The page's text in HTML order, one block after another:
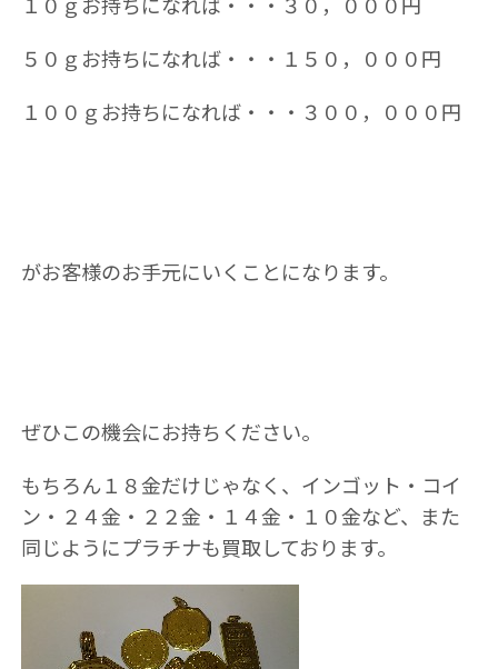
５０ｇお持ちになれば・・・１５０，０００円
１００ｇお持ちになれば・・・３００，０００円
がお客様のお手元にいくことになります。
ぜひこの機会にお持ちください。
もちろん１８金だけじゃなく、インゴット・コイ
ン・２４金・２２金・１４金・１０金など、また
同じようにプラチナも買取しております。